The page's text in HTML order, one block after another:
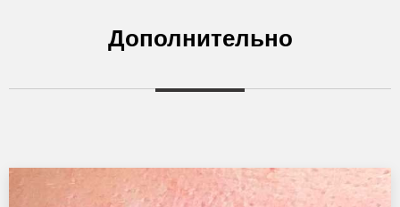
Дополнительно